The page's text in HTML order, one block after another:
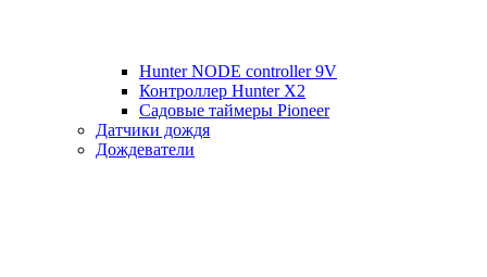
Hunter NODE controller 9V
Контроллер Hunter X2
Садовые таймеры Pioneer
Датчики дождя
Дождеватели